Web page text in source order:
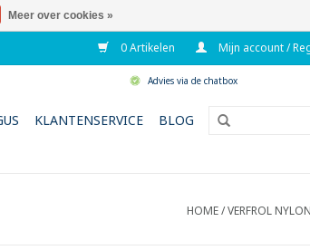
0 Artikelen Mijn account /
Advies via de chatbox
KLANTENSERVICE BLOG
HOME/VERFROL
Meer over cookies »